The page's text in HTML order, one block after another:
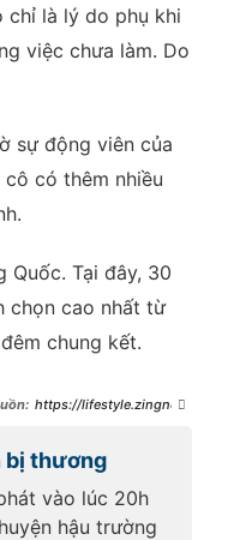
chỉ là lý do phụ khi
việc chưa làm. Do
sự động viên của
có thêm nhiều
Quốc. Tại đây, 30
chọn cao nhất từ
chung kết.
https://lifestyle.zingnew
bị thương
vào lúc 20h
hậu trường